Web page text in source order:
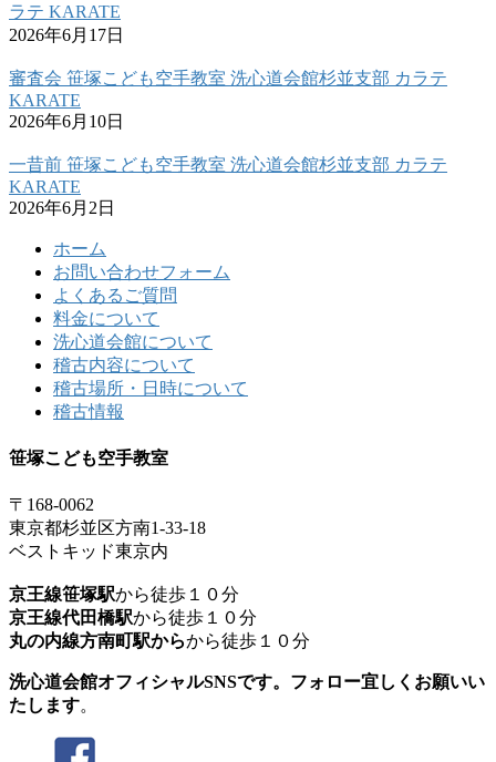
ラテ KARATE
2026年6月17日
審査会 笹塚こども空手教室 洗心道会館杉並支部 カラテ
KARATE
2026年6月10日
一昔前 笹塚こども空手教室 洗心道会館杉並支部 カラテ
KARATE
2026年6月2日
ホーム
お問い合わせフォーム
よくあるご質問
料金について
洗心道会館について
稽古内容について
稽古場所・日時について
稽古情報
笹塚こども空手教室
〒168-0062
東京都杉並区方南1-33-18
ベストキッド東京内
京王線笹塚駅から徒歩１０分
京王線代田橋駅から徒歩１０分
丸の内線方南町駅からから徒歩１０分
洗心道会館オフィシャルSNSです。フォロー宜しくお願いい
たします。